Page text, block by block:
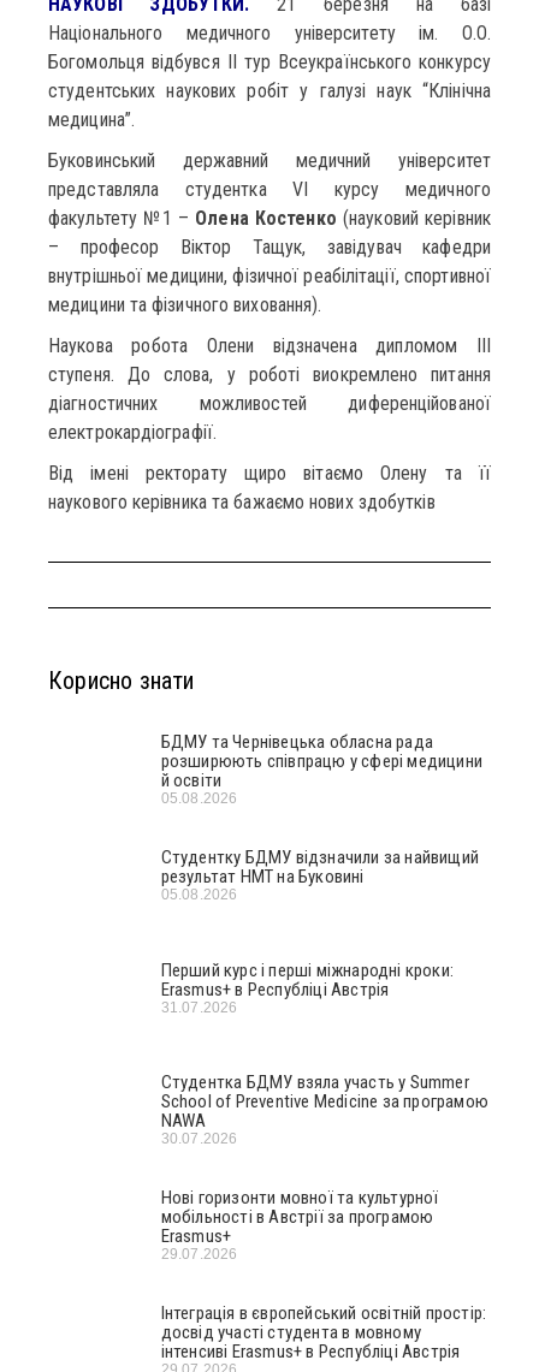
Національного медичного університету ім. О.О.
Богомольця відбувся ІІ тур Всеукраїнського конкурсу
студентських наукових робіт у галузі наук “Клінічна
медицина”.
Буковинський державний медичний університет
представляла студентка VI курсу медичного
факультету №1 – Олена Костенко (науковий керівник
– професор Віктор Тащук, завідувач кафедри
внутрішньої медицини, фізичної реабілітації, спортивної
медицини та фізичного виховання).
Наукова робота Олени відзначена дипломом ІІІ
ступеня. До слова, у роботі виокремлено питання
діагностичних можливостей диференційованої
електрокардіографії.
Від імені ректорату щиро вітаємо Олену та її
наукового керівника та бажаємо нових здобутків
Корисно знати
БДМУ та Чернівецька обласна рада
розширюють співпрацю у сфері медицини
й освіти
05.08.2026
Студентку БДМУ відзначили за найвищий
результат НМТ на Буковині
05.08.2026
Перший курс і перші міжнародні кроки:
Erasmus+ в Республіці Австрія
31.07.2026
Студентка БДМУ взяла участь у Summer
School of Preventive Medicine за програмою
NAWA
30.07.2026
Нові горизонти мовної та культурної
мобільності в Австрії за програмою
Erasmus+
29.07.2026
Інтеграція в європейський освітній простір:
досвід участі студента в мовному
інтенсиві Erasmus+ в Республіці Австрія